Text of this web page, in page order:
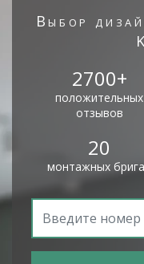
Выбор
2700+
положительных
отзывов
20
монтажных